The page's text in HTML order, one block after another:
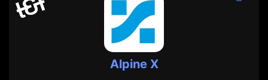
Alpine X